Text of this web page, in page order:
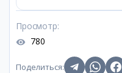
Просмотр:
780
Поделиться: